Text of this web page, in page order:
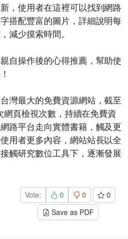
，使用者在這裡可以找到網路
搭配豐富的圖片，詳細說明每
減少摸索時間。
自操作後的心得推薦，幫助使
灣最大的免費資源網站，截至
頁檢視次數，持續在免費資
路平台走向實體書籍，觸及更
用者更多內容，網站站長以全
觸研究數位工具下，逐漸發展
Vote: 0 0
0
Save as PDF